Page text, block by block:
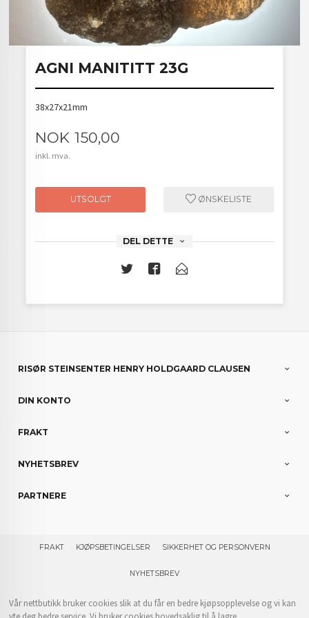
AGNI MANITITT 23G
38x27x21mm
Pris
NOK 150,00
inkl. mva.
UTSOLGT ØNSKELISTE
DEL DETTE
RISØR STEINSENTER HENRY HOLDGAARD CLAUSEN
DIN KONTO
FRAKT
NYHETSBREV
PARTNERE
FRAKT KJØPSBETINGELSER SIKKERHET OG PERSONVERN
NYHETSBREV
Vår nettbutikk bruker cookies slik at du får en bedre kjøpsopplevelse og vi kan